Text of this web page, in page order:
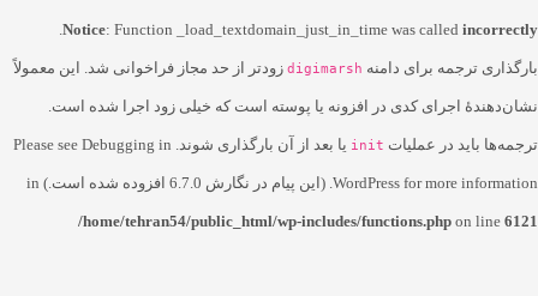
Notice: Function _load_textdomain_just_in_time was called incorrectly
.
بارگذاری ترجمه برای دامنه digimarsh زودتر از حد مجاز فراخوانی شد. این معمولاً
نشان‌دهندهٔ اجرای کدی در افزونه یا پوسته است که خیلی زود اجرا شده است.
ترجمه‌ها باید در عملیات init یا بعد از آن بارگذاری شوند. Please see Debugging in
WordPress for more information. (این پیام در نگارش 6.7.0 افزوده شده است.) in
/home/tehran54/public_html/wp-includes/functions.php on line 6121